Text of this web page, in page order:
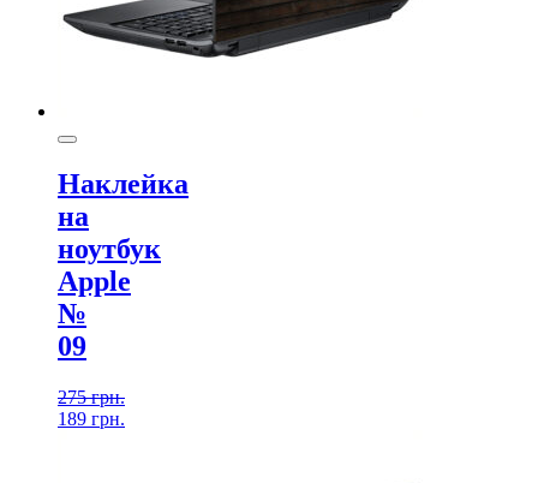
Наклейка
на
ноутбук
Apple
№
09
275грн.
189 грн.